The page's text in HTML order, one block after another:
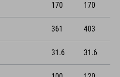
170 170
361 403
31.6 31.6